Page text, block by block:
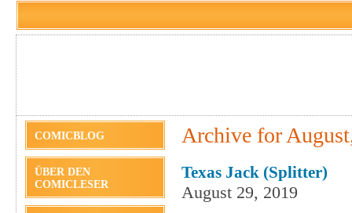
COMICBLOG
ÜBER DEN
COMICLESER
Archive for
Texas Jack (Splitter)
August 29, 2019